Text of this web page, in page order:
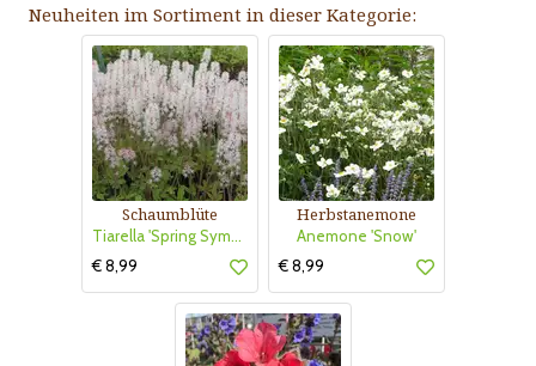
Neuheiten im Sortiment in dieser Kategorie:
Schaumblüte
Tiarella 'Spring Symphony'
€ 8,99
Herbstanemone
Anemone 'Snow'
€ 8,99